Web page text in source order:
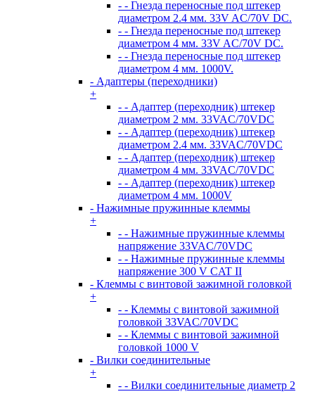
- - Гнезда переносные под штекер
диаметром 2.4 мм. 33V AC/70V DC.
- - Гнезда переносные под штекер
диаметром 4 мм. 33V AC/70V DC.
- - Гнезда переносные под штекер
диаметром 4 мм. 1000V.
- Адаптеры (переходники)
+
- - Адаптер (переходник) штекер
диаметром 2 мм. 33VAC/70VDC
- - Адаптер (переходник) штекер
диаметром 2.4 мм. 33VAC/70VDC
- - Адаптер (переходник) штекер
диаметром 4 мм. 33VAC/70VDC
- - Адаптер (переходник) штекер
диаметром 4 мм. 1000V
- Нажимные пружинные клеммы
+
- - Нажимные пружинные клеммы
напряжение 33VAC/70VDC
- - Нажимные пружинные клеммы
напряжение 300 V CAT II
- Клеммы с винтовой зажимной головкой
+
- - Клеммы с винтовой зажимной
головкой 33VAC/70VDC
- - Клеммы с винтовой зажимной
головкой 1000 V
- Вилки соединительные
+
- - Вилки соединительные диаметр 2